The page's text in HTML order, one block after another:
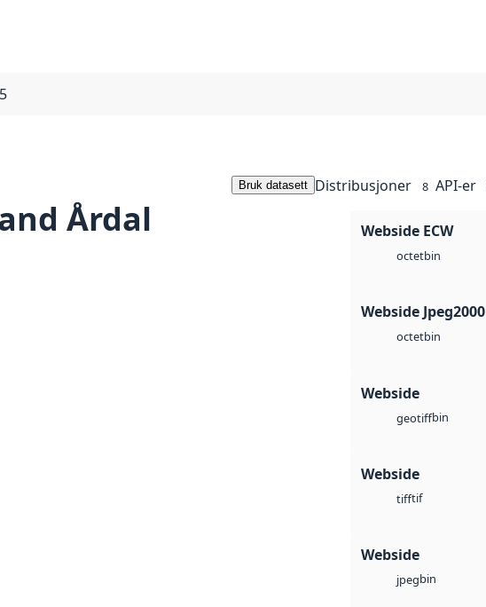
Årdal
Bruk datasett Distribusjoner 8 API-er
Webside ECW
octetbin
Webside Jpeg2000
octetbin
Webside
geotiffbin
Webside
tifftif
Webside
jpegbin